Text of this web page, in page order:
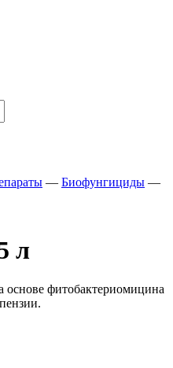
— Биофунгициды —
л
фитобактериомицина